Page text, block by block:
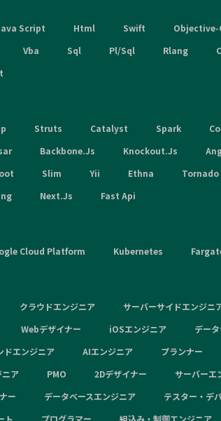
Script Html Swift Objective-
Vba Sql Pl/Sql Rlang
Struts Catalyst Spark
Backbone.Js Knockout.Js
Slim Yii Ethna Tornado
Next.Js Fast Api
Cloud Platform Kubernetes
クラウドエンジニア サーバーサイドエンジニ
Webデザイナー iOSエンジニア
デー
ドエンジニア AIエンジニア プランナー
ア PMO 2Dデザイナー
サーバーエ
ー データベースエンジニア
テスター・デ
ト プログラマー 組込み・制御エンジニア